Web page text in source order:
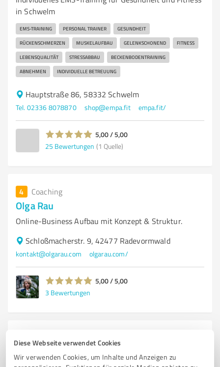
Diese Webseite verwendet Cookies
Wir verwenden Cookies, um Inhalte und Anzeigen zu
in Schwelm
EMS-TRAINING PERSONAL TRAINER GESUNDHEIT
RÜCKENSCHMERZEN MUSKELAUFBAU GELENKSCHONEND FITNESS
LEBENSQUALITÄT STRESSABBAU BECKENBODENTRAINING
ABNEHMEN INDIVIDUELLE BETREUUNG
Hauptstraße 86, 58332 Schwelm
Tel. 02336 8078870 shop@empa.fit empa.fit/
5,00 / 5,00
25 Bewertungen (1 Quelle)
4 Coaching
Olga Rau
Online-Business Aufbau mit Konzept & Struktur.
Schloßmacherstr. 9, 42477 Radevormwald
kontakt@olgarau.com olgarau.com/
5,00 / 5,00
3 Bewertungen
5 Coaching
Christian Browa - systemisches Coaching